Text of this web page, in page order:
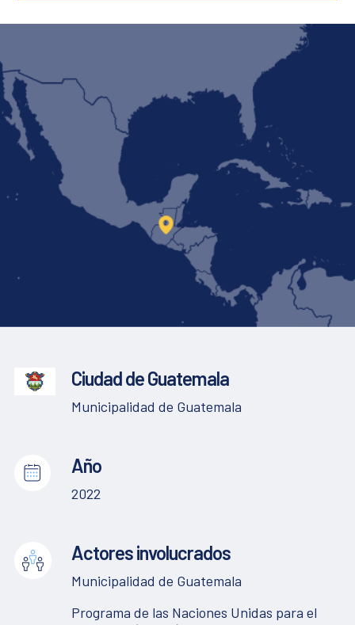
Ciudad de Guatemala
Municipalidad de Guatemala
Año
2022
Actores involucrados
Municipalidad de Guatemala
Programa de las Naciones Unidas para el